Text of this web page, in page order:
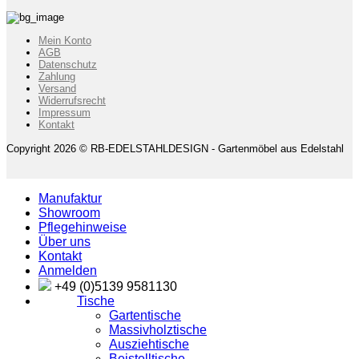
Mein Konto
AGB
Datenschutz
Zahlung
Versand
Widerrufsrecht
Impressum
Kontakt
Copyright 2026 © RB-EDELSTAHLDESIGN - Gartenmöbel aus Edelstahl
Manufaktur
Showroom
Pflegehinweise
Über uns
Kontakt
Anmelden
+49 (0)5139 9581130
Tische
Gartentische
Massivholztische
Ausziehtische